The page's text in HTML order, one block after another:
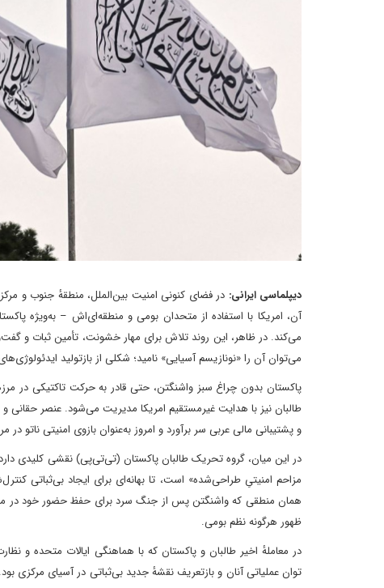
دیپلماسی ایرانی: در فضای کنونی امنیت بین‌الملل، منطقهٔ جنوب و
آن، امریکا با استفاده از متحدان بومی و منطقه‌ای‌اش – به‌ویژه
می‌کند. در ظاهر، این روند تلاش برای مهار خشونت، تأمین ثبات و
می‌توان آن را «نو‌نازیسم آسیایی» نامید؛ شکلی از بازتولید
پاکستان بدون چراغ سبز واشنگتن، حتی قادر به حرکت تاکتیکی در
طالبان نیز با هدایت غیرمستقیم امریکا مدیریت می‌شود. عنصر حقانی
و پشتیبانی مالی عربی سر برآورد و امروز به‌عنوان بازوی امنیتی ناتو
در این میان، گروه تحریک طالبان پاکستان (تی‌تی‌پی) نقشی کلیدی
مزاحم امنیتیِ طراحی‌شده» است، تا بهانه‌ای برای ایجاد بی‌ثباتی
همان منطقی که واشنگتن پس از جنگ سرد برای حفظ حضور خود در
ظهور هرگونه نظم بومی.
در معاملهٔ اخیر طالبان و پاکستان که با هماهنگی ایالات متحده
توان عملیاتی آنان و بازتعریف نقشهٔ جدید بی‌ثباتی در آسیای مرکزی